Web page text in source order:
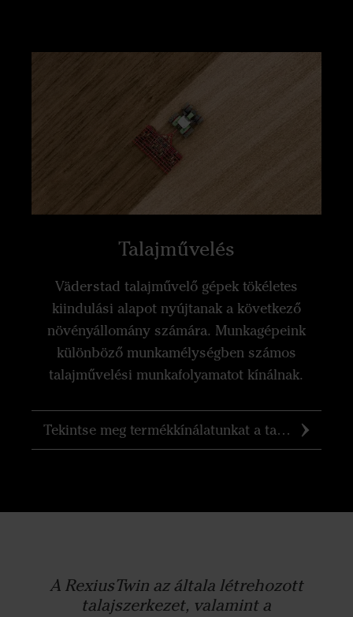
Talajművelés
Väderstad talajművelő gépek tökéletes
kiindulási alapot nyújtanak a következő
növényállomány számára. Munkagépeink
különböző munkamélységben számos
talajművelési munkafolyamatot kínálnak.
Tekintse meg termékkínálatunkat a talajműveléshez
A RexiusTwin az általa létrehozott
talajszerkezet, valamint a